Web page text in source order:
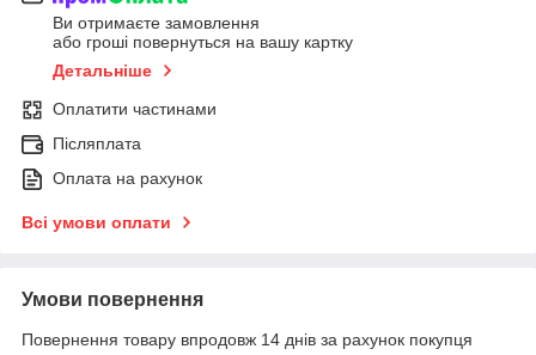
Ви отримаєте замовлення
або гроші повернуться на вашу картку
Детальніше
Оплатити частинами
Післяплата
Оплата на рахунок
Всі умови оплати
Умови повернення
Повернення товару впродовж 14 днів за рахунок покупця